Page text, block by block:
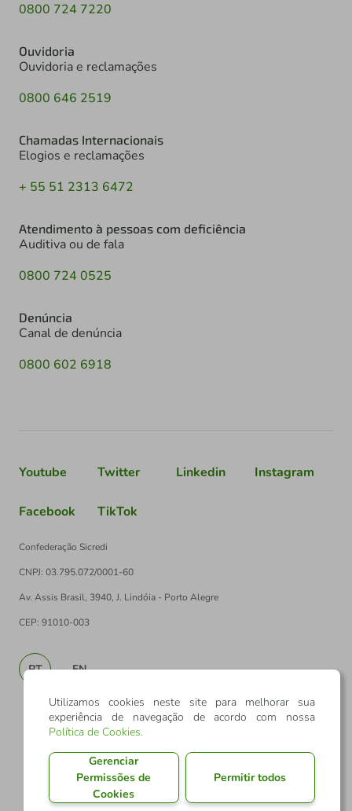
0800 724 7220
Ouvidoria
Ouvidoria e reclamações
0800 646 2519
Chamadas Internacionais
Elogios e reclamações
+ 55 51 2313 6472
Atendimento à pessoas com deficiência
Auditiva ou de fala
0800 724 0525
Denúncia
Canal de denúncia
0800 602 6918
Youtube Twitter Linkedin Instagram
Facebook TikTok
Confederação Sicredi
CNPJ: 03.795.072/0001-60
Av. Assis Brasil, 3940, J. Lindóia - Porto Alegre
CEP: 91010-003
PT EN
Utilizamos cookies neste site para melhorar sua
experiência de navegação de acordo com nossa
Política de Cookies.
Gerenciar
Permissões de
Cookies
Permitir todos